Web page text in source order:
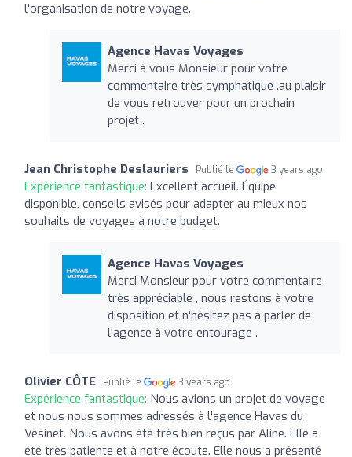
l'organisation de notre voyage.
Agence Havas Voyages
Merci à vous Monsieur pour votre
commentaire très symphatique .au plaisir
de vous retrouver pour un prochain
projet .
Jean Christophe Deslauriers Publié le 3 years ago
Expérience fantastique: Excellent accueil. Équipe
disponible, conseils avisés pour adapter au mieux nos
souhaits de voyages à notre budget.
Agence Havas Voyages
Merci Monsieur pour votre commentaire
très appréciable , nous restons à votre
disposition et n'hésitez pas à parler de
l'agence à votre entourage .
Olivier CÔTE Publié le 3 years ago
Expérience fantastique: Nous avions un projet de voyage
et nous nous sommes adressés à l'agence Havas du
Vésinet. Nous avons été très bien reçus par Aline. Elle a
été très patiente et à notre écoute. Elle nous a présenté